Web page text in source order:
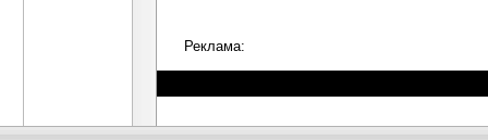
Реклама: